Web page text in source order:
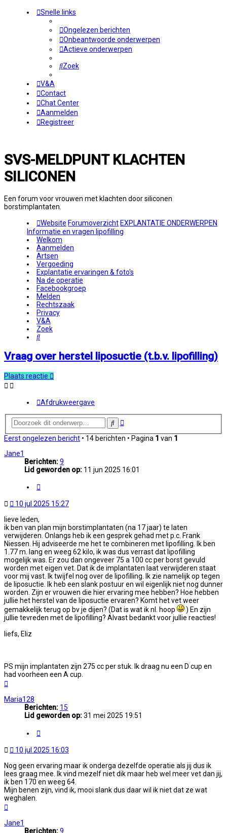
Snelle links
Ongelezen berichten
Onbeantwoorde onderwerpen
Actieve onderwerpen
Zoek
V&A
Contact
Chat Center
Aanmelden
Registreer
SVS-MELDPUNT KLACHTEN
SILICONEN
Een forum voor vrouwen met klachten door siliconen
borstimplantaten.
Website ForumoverzichtEXPLANTATIE ONDERWERPEN
Informatie en vragen lipofilling
Welkom
Aanmelden
Artsen
Vergoeding
Explantatie ervaringen & foto's
Na de operatie
Facebookgroep
Melden
Rechtszaak
Privacy
V&A
Zoek
Zoek
Vraag over herstel liposuctie (t.b.v. lipofilling)
Plaats reactie
Afdrukweergave
ZoekUitgebreid
Eerst ongelezen bericht • 14 berichten • Pagina 1 van 1
Jane1
Berichten:9
Lid geworden op: 11 jun 2025 16:01
Ongelezen
bericht
10 jul 2025 15:27
lieve leden,
ik ben van plan mijn borstimplantaten (na 17 jaar) te laten
verwijderen. Onlangs heb ik een gesprek gehad met p.c. Frank
Niessen. Hij adviseerde me het te combineren met lipofilling. Ik ben
1.77 m. lang en weeg 62 kilo, ik was dus verrast dat lipofilling
mogelijk was. Er zou dan ongeveer 75 a 100 cc per borst gevuld
worden met eigen vet. Dat ik de implantaten laat verwijderen staat
voor mij vast. Ik twijfel nog over de lipofilling. Ik zie namelijk op tegen
de liposuctie. Ik heb een slank postuur en wil eigenlijk niet nog dunner
worden. Zijn er vrouwen die hier ervaring mee hebben? Hoe hebben
jullie het herstel van de liposuctie ervaren? Komt het vet weer
gemakkelijk terug op bv je dijen? (Dat is wat ik nl. hoop
) En zijn
jullie tevreden met de lipofilling? Alvast bedankt voor jullie reacties!
liefs, Eliz
PS mijn implantaten zijn 275 cc per stuk. Ik draag nu een D cup en
had voorheen een A cup.
Maria128
Berichten: 15
Lid geworden op:31 mei 2025 19:51
Ongelezen
bericht
10 jul 2025 16:03
Nog geen ervaring maar ik onderga dezelfde operatie als jij dus ik
lees graag mee. Ik vind mezelf niet dik maar heb wel meer vet dan jij,
ik ben 170 en weeg 64.
Mijn benen zijn, vind ik, mooi slank dus daar wil ik niet dat ze wat
weghalen.
Jane1
Berichten:9